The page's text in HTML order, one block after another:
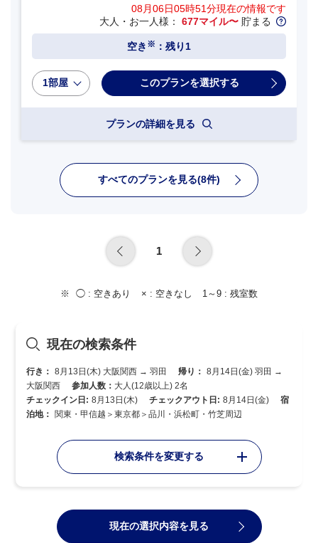
08月06日05時51分現在の情報です
大人・お一人様： 677マイル〜 貯まる
空き ※ ：残り1
1部屋
プランの詳細を見る
すべてのプランを見る(8件)
1
◯ : 空きあり × : 空きなし 1～9 : 残室数
現在の検索条件
行き： 8月13日(木) 大阪関西 → 羽田 帰り： 8月14日(金) 羽田 →
大阪関西
参加人数： 大人(12歳以上) 2名
チェックイン日: 8月13日(木) チェックアウト日: 8月14日(金)
宿
泊地：
関東・甲信越＞東京都＞品川・浜松町・竹芝周辺
検索条件を変更する
現在の選択内容を見る